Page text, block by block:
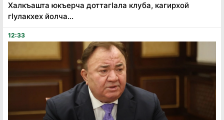
Халкъашта юкъерча доттагӏала клуба, кагирхой
гӏулакхех йолча...
12:33